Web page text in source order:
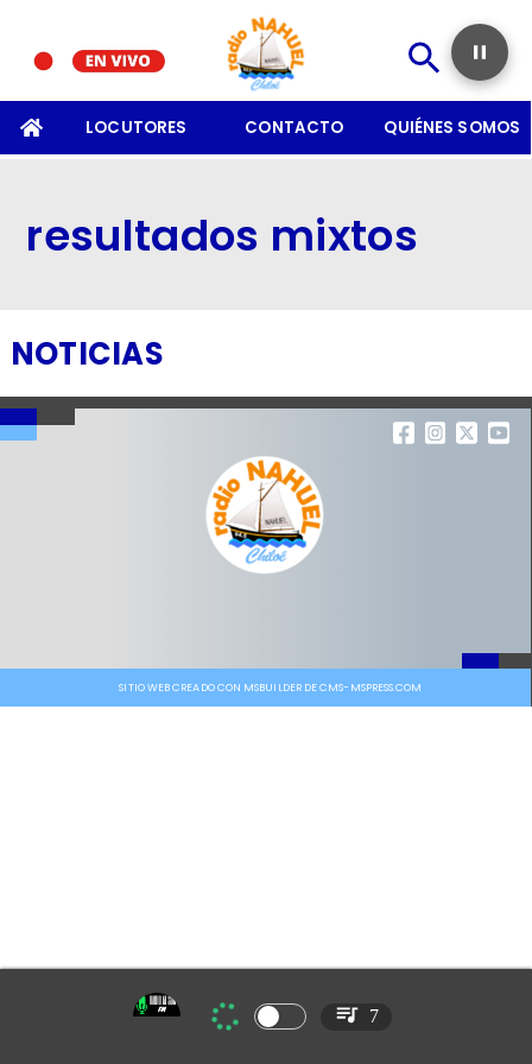
LOCUTORES CONTACTO QUIÉNES SOMOS
resultados mixtos
NOTICIAS
SITIO WEB CREADO CON MSBUILDER DE CMS-MSPRESS.COM
7